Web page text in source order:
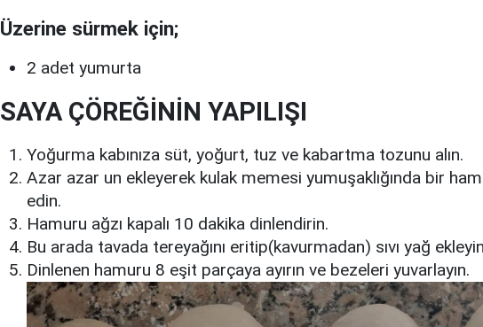
Üzerine sürmek için;
2 adet yumurta
SAYA ÇÖREĞİNİN YAPILIŞI
Yoğurma kabınıza süt, yoğurt, tuz ve kabartma tozunu alın.
Azar azar un ekleyerek kulak memesi yumuşaklığında bir
edin.
Hamuru ağzı kapalı 10 dakika dinlendirin.
Bu arada tavada tereyağını eritip(kavurmadan) sıvı yağ
Dinlenen hamuru 8 eşit parçaya ayırın ve bezeleri yuvarlayın.